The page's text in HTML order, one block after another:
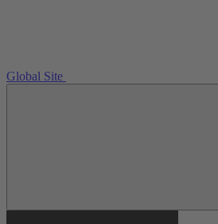
Global Site